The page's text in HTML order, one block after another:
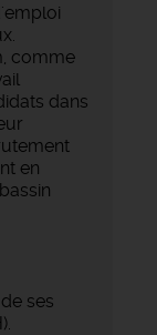
comme
dans
en
ses